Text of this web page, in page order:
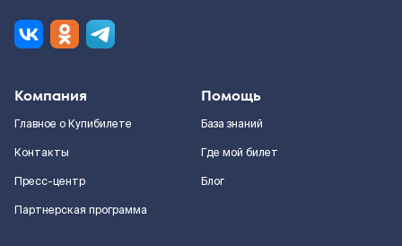
Компания
Главное о Купибилете
Контакты
Пресс-центр
Партнерская программа
Помощь
База знаний
Где мой билет
Блог